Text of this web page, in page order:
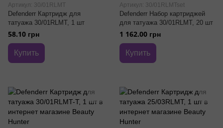
Артикул: 30/01RLMT
Defenderr Картридж для
татуажа 30/01RLMT, 1 шт
58.10 грн
Купить
Артикул: 30/01RLMTset
Defenderr Набор картриджей
для татуажа 30/01RLMT, 20 шт
1 162.00 грн
Купить